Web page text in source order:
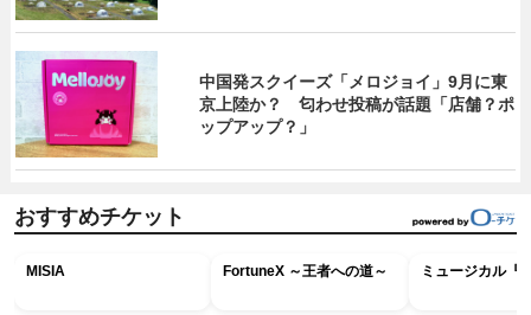
中国発スクイーズ「メロジョイ」9月に東
京上陸か？ 匂わせ投稿が話題「店舗？ポ
ップアップ？」
おすすめチケット
MISIA FortuneX ～王者への道～ ミュージカル『